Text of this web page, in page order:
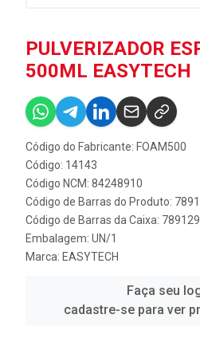
PULVERIZADOR
500ML EASYTECH
Código do Fabricante: FOAM500
Código: 14143
Código NCM: 84248910
Código de Barras do Produto:
Código de Barras da Caixa:
Embalagem: UN/1
Marca: EASYTECH
Faça seu
cadastre-se para ver